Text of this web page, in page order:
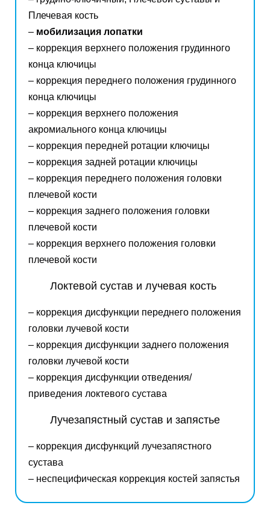
Плечевая кость
– мобилизация лопатки
– коррекция верхнего положения грудинного
конца ключицы
– коррекция переднего положения грудинного
конца ключицы
– коррекция верхнего положения
акромиального конца ключицы
– коррекция передней ротации ключицы
– коррекция задней ротации ключицы
– коррекция переднего положения головки
плечевой кости
– коррекция заднего положения головки
плечевой кости
– коррекция верхнего положения головки
плечевой кости
Локтевой сустав и лучевая кость
– коррекция дисфункции переднего положения
головки лучевой кости
– коррекция дисфункции заднего положения
головки лучевой кости
– коррекция дисфункции отведения/
приведения локтевого сустава
Лучезапястный сустав и запястье
– коррекция дисфункций лучезапястного
сустава
– неспецифическая коррекция костей запястья